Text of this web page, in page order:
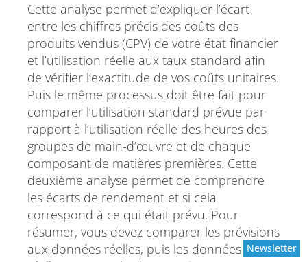
Cette analyse permet d’expliquer l’écart
entre les chiffres précis des coûts des
produits vendus (CPV) de votre état financier
et l’utilisation réelle aux taux standard afin
de vérifier l’exactitude de vos coûts unitaires.
Puis le même processus doit être fait pour
comparer l’utilisation standard prévue par
rapport à l’utilisation réelle des heures des
groupes de main-d’œuvre et de chaque
composant de matières premières. Cette
deuxième analyse permet de comprendre
les écarts de rendement et si cela
correspond à ce qui était prévu. Pour
résumer, vous devez comparer les prévisions
aux données réelles, puis les données Newsletter